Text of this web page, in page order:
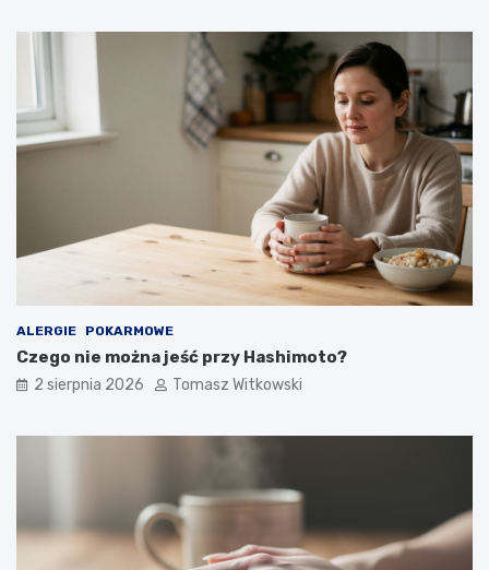
ALERGIE POKARMOWE
Czego nie można jeść przy Hashimoto?
2 sierpnia 2026 Tomasz Witkowski